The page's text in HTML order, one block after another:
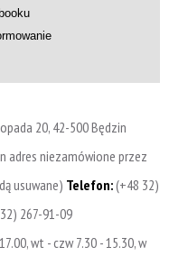
20, 42-500 Będzin
adres niezamówione przez
usuwane) Telefon:(+48 32)
267-91-09
wt - czw 7.30 - 15.30, w